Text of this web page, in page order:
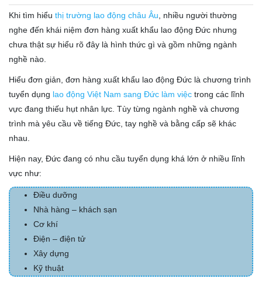
Khi tìm hiểu thị trường lao động châu Âu , nhiều người thường
nghe đến khái niệm đơn hàng xuất khẩu lao động Đức nhưng
chưa thật sự hiểu rõ đây là hình thức gì và gồm những ngành
nghề nào.
Hiểu đơn giản, đơn hàng xuất khẩu lao động Đức là chương trình
tuyển dụng lao động Việt Nam sang Đức làm việc trong các lĩnh
vực đang thiếu hụt nhân lực. Tùy từng ngành nghề và chương
trình mà yêu cầu về tiếng Đức, tay nghề và bằng cấp sẽ khác
nhau.
Hiện nay, Đức đang có nhu cầu tuyển dụng khá lớn ở nhiều lĩnh
vực như:
Điều dưỡng
Nhà hàng – khách sạn
Cơ khí
Điện – điện tử
Xây dựng
Kỹ thuật